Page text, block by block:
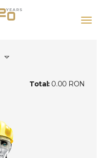
Toggle
Total: 0.00 RON